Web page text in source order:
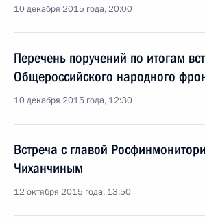
10 декабря 2015 года, 20:00
Перечень поручений по итогам
Общероссийского народного
10 декабря 2015 года, 12:30
Встреча с главой
Чиханчиным
12 октября 2015 года, 13:50